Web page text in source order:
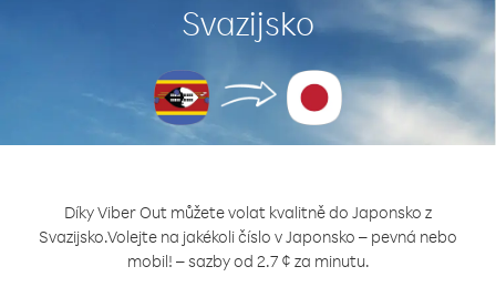
Svazijsko
Díky Viber Out můžete volat kvalitně do Japonsko z
Svazijsko.Volejte na jakékoli číslo v Japonsko – pevná nebo
mobil! – sazby od 2.7 ¢ za minutu.